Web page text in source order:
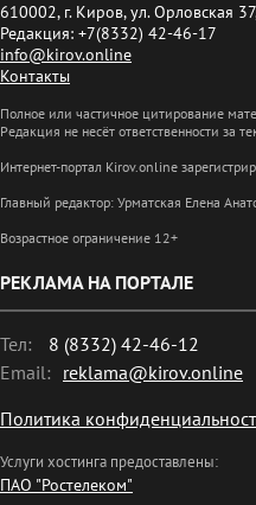
610002, г. Киров, ул. Орловская
Редакция: +7(8332) 42-46-17
info@kirov.online
Контакты
Полное или частичное цитирование
Редакция не несёт ответственности за
Интернет-портал Kirov.online
Главный редактор: Урматская Елена
Возрастное ограничение 12+
РЕКЛАМА НА ПОРТАЛЕ
Тел:
8 (8332) 42-46-12
Email: reklama@kirov.online
Политика
Услуги хостинга предоставлены:
ПАО "Ростелеком"